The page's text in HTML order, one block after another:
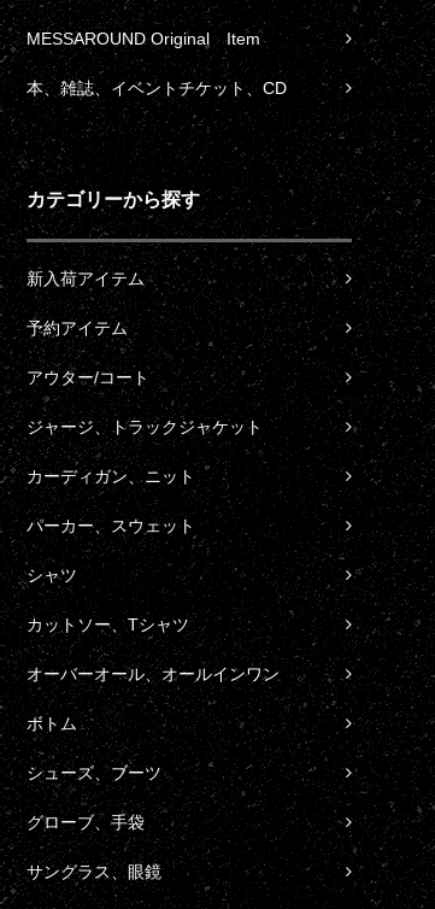
MESSAROUND Original Item
本、雑誌、イベントチケット、CD
カテゴリーから探す
新入荷アイテム
予約アイテム
アウター/コート
ジャージ、トラックジャケット
カーディガン、ニット
パーカー、スウェット
シャツ
カットソー、Tシャツ
オーバーオール、オールインワン
ボトム
シューズ、ブーツ
グローブ、手袋
サングラス、眼鏡